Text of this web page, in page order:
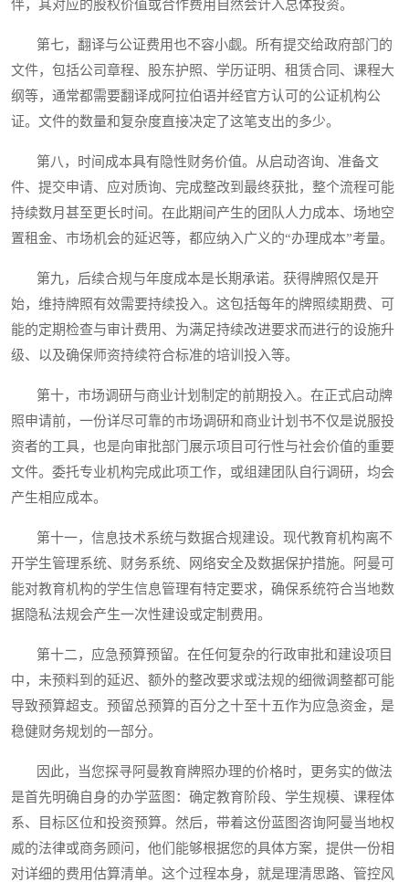
伴，其对应的股权价值或合作费用自然会计入总体投资。
第七，翻译与公证费用也不容小觑。所有提交给政府部门的
文件，包括公司章程、股东护照、学历证明、租赁合同、课程大
纲等，通常都需要翻译成阿拉伯语并经官方认可的公证机构公
证。文件的数量和复杂度直接决定了这笔支出的多少。
第八，时间成本具有隐性财务价值。从启动咨询、准备文
件、提交申请、应对质询、完成整改到最终获批，整个流程可能
持续数月甚至更长时间。在此期间产生的团队人力成本、场地空
置租金、市场机会的延迟等，都应纳入广义的“办理成本”考量。
第九，后续合规与年度成本是长期承诺。获得牌照仅是开
始，维持牌照有效需要持续投入。这包括每年的牌照续期费、可
能的定期检查与审计费用、为满足持续改进要求而进行的设施升
级、以及确保师资持续符合标准的培训投入等。
第十，市场调研与商业计划制定的前期投入。在正式启动牌
照申请前，一份详尽可靠的市场调研和商业计划书不仅是说服投
资者的工具，也是向审批部门展示项目可行性与社会价值的重要
文件。委托专业机构完成此项工作，或组建团队自行调研，均会
产生相应成本。
第十一，信息技术系统与数据合规建设。现代教育机构离不
开学生管理系统、财务系统、网络安全及数据保护措施。阿曼可
能对教育机构的学生信息管理有特定要求，确保系统符合当地数
据隐私法规会产生一次性建设或定制费用。
第十二，应急预算预留。在任何复杂的行政审批和建设项目
中，未预料到的延迟、额外的整改要求或法规的细微调整都可能
导致预算超支。预留总预算的百分之十至十五作为应急资金，是
稳健财务规划的一部分。
因此，当您探寻阿曼教育牌照办理的价格时，更务实的做法
是首先明确自身的办学蓝图：确定教育阶段、学生规模、课程体
系、目标区位和投资预算。然后，带着这份蓝图咨询阿曼当地权
威的法律或商务顾问，他们能够根据您的具体方案，提供一份相
对详细的费用估算清单。这个过程本身，就是理清思路、管控风